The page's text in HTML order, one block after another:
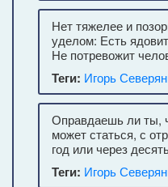
Нет тяжелее и
уделом: Есть
Не потревожит
Теги: Игорь
Оправдаешь ли ты,
может статься, с
год или через
Теги: Игорь